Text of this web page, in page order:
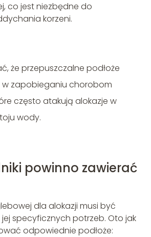
co jest niezbędne do
korzeni.
że przepuszczalne podłoże
zapobieganiu chorobom
często atakują alokazje w
wody.
powinno zawierać
dla alokazji musi być
specyficznych potrzeb. Oto jak
odpowiednie podłoże: